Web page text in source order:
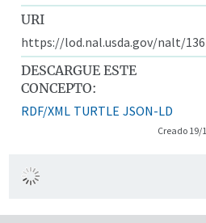
URI
https://lod.nal.usda.gov/nalt/
DESCARGUE ESTE
CONCEPTO:
RDF/XML TURTLE JSON-LD
Creado